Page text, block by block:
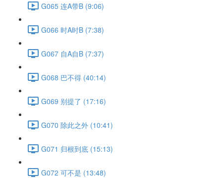
G065 连A带B (9:06)
G066 时A时B (7:38)
G067 自A自B (7:37)
G068 巴不得 (40:14)
G069 别提了 (17:16)
G070 除此之外 (10:41)
G071 归根到底 (15:13)
G072 可不是 (13:48)